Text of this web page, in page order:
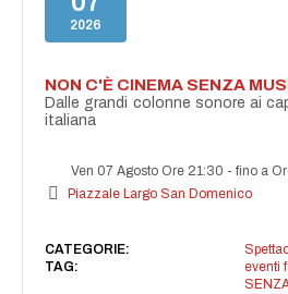
2026
NON C'È CINEMA SENZA
Dalle grandi colonne sonore ai
italiana
Ven 07 Agosto Ore 21:30 -fino a
Piazzale Largo San Domenico
CATEGORIE:
TAG:
eventi